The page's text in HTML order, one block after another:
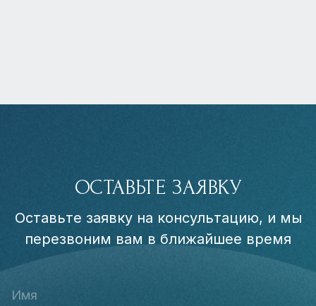
ОСТАВЬТЕ ЗАЯВКУ
Оставьте заявку на консультацию, и мы
перезвоним вам в ближайшее время